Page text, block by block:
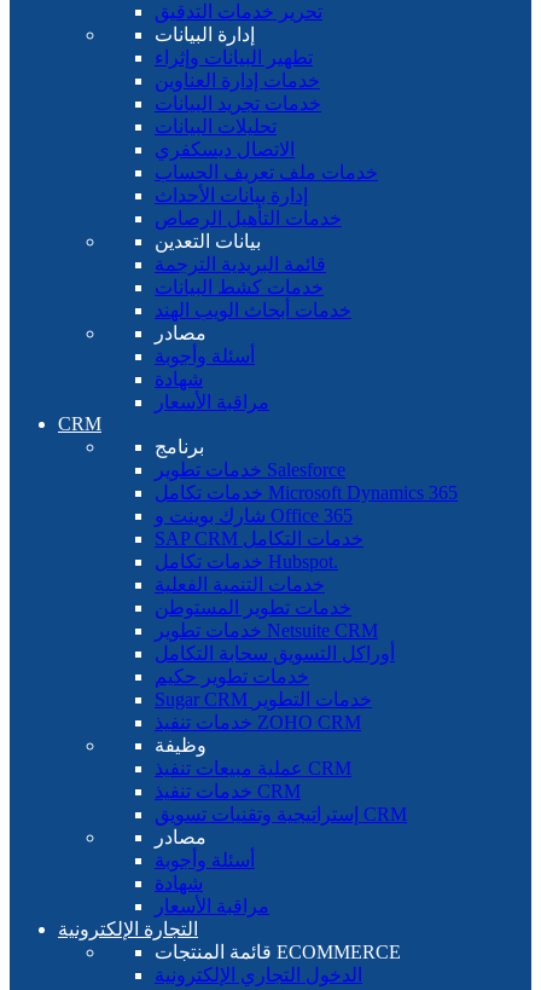
تحرير خدمات التدقيق
إدارة البيانات
تطهير البيانات وإثراء
خدمات إدارة العناوين
خدمات تجريد البيانات
تحليلات البيانات
الاتصال ديسكفري
خدمات ملف تعريف الحساب
إدارة بيانات الأحداث
خدمات التأهيل الرصاص
بيانات التعدين
قائمة البريدية الترجمة
خدمات كشط البيانات
خدمات أبحاث الويب الهند
مصادر
أسئلة وأجوبة
شهادة
مراقبة الأسعار
CRM
برنامج
خدمات تطوير Salesforce
خدمات تكامل Microsoft Dynamics 365
شارك بوينت و Office 365
SAP CRM خدمات التكامل
خدمات تكامل Hubspot.
خدمات التنمية الفعلية
خدمات تطوير المستوطن
خدمات تطوير Netsuite CRM
أوراكل التسويق سحابة التكامل
خدمات تطوير حكيم
Sugar CRM خدمات التطوير
خدمات تنفيذ ZOHO CRM
وظيفة
عملية مبيعات تنفيذ CRM
خدمات تنفيذ CRM
إستراتيجية وتقنيات تسويق CRM
مصادر
أسئلة وأجوبة
شهادة
مراقبة الأسعار
التجارة الإلكترونية
قائمة المنتجات ECOMMERCE
الدخول التجاري الإلكترونية